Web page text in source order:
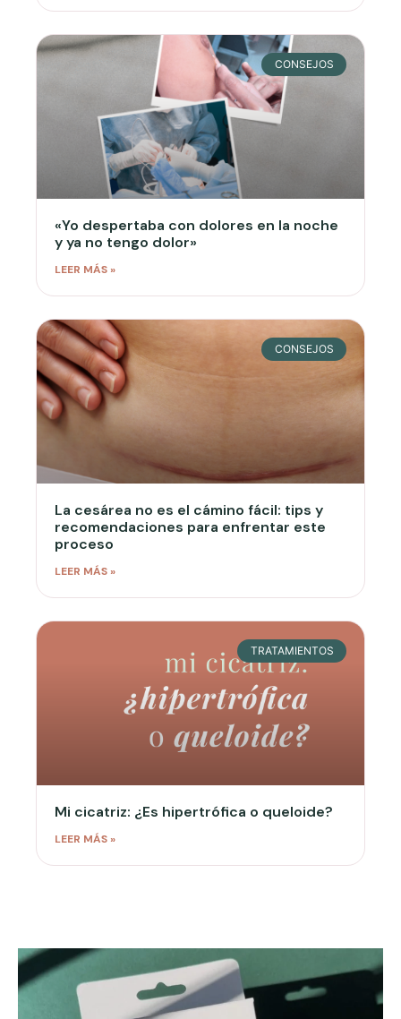
CONSEJOS
«Yo despertaba con dolores en la noche
y ya no tengo dolor»
LEER MÁS »
CONSEJOS
La cesárea no es el cámino fácil: tips y
recomendaciones para enfrentar este
proceso
LEER MÁS »
TRATAMIENTOS
Mi cicatriz: ¿Es hipertrófica o queloide?
LEER MÁS »